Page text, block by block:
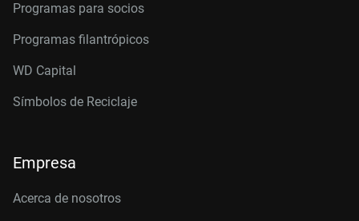
Programas para socios
Programas filantrópicos
WD Capital
Símbolos de Reciclaje
Empresa
Acerca de nosotros